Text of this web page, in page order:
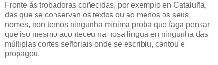
Fronte ás trobadoras coñecidas, por exemplo en Cataluña,
das que se conservan os textos ou ao menos os seus
nomes, non temos ningunha mínima proba que faga pensar
que iso mesmo aconteceu na nosa lingua en ningunha das
múltiplas cortes señoriais onde se escribiu, cantou e
propagou.